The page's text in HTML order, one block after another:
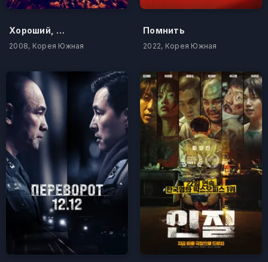
Хороший, плохой, долбанутый
2008, Корея Южная
Помнить
2022, Корея Южная